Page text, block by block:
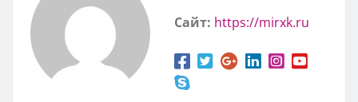
Сайт: https://mirxk.ru